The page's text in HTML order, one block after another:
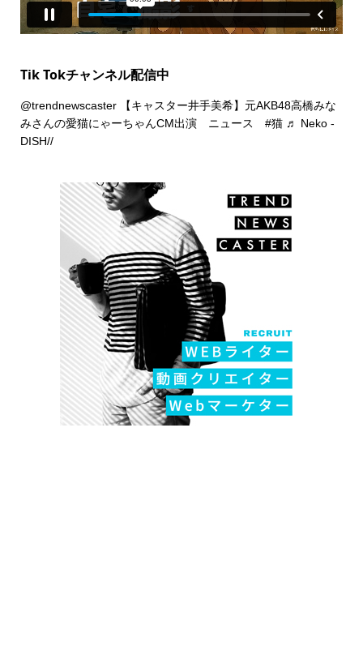
Tik Tokチャンネル配信中
@trendnewscaster【キャスター井手美希】元AKB48高橋みな
みさんの愛猫にゃーちゃんCM出演 ニュース #猫 ♬ Neko -
DISH//